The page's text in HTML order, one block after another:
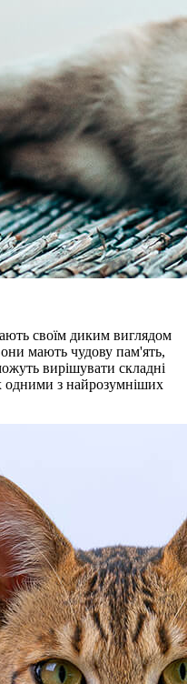
своїм диким виглядом
мають чудову пам'ять,
вирішувати складні
одними з найрозумніших